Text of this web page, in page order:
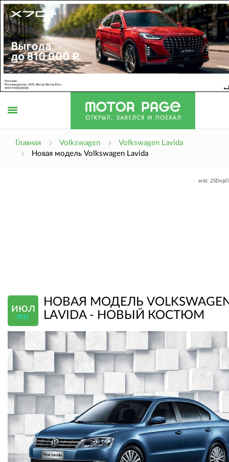
Главная Volkswagen
Volkswagen Lavida
Новая модель Volkswagen Lavida
erid:
июл
2012
НОВАЯ МОДЕЛЬ
LAVIDA - НОВЫЙ КОСТЮМ